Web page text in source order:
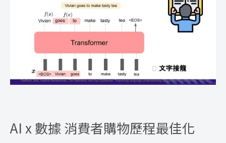
AI x 數據 消費者購物歷程最佳化